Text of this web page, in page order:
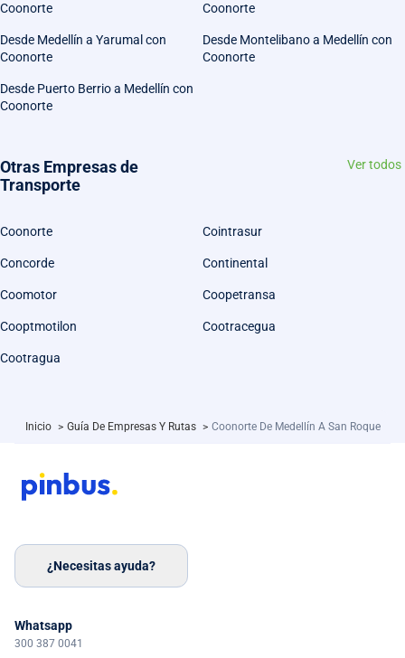
Coonorte
Coonorte
Desde Medellín a Yarumal con
Coonorte
Desde Montelibano a Medellín con
Coonorte
Desde Puerto Berrio a Medellín con
Coonorte
Otras Empresas de
Transporte
Ver todos
Coonorte Cointrasur
Concorde Continental
Coomotor Coopetransa
Cooptmotilon Cootracegua
Cootragua
Inicio > Guía De Empresas Y Rutas > Coonorte De Medellín A San Roque
¿Necesitas ayuda?
Whatsapp
300 387 0041